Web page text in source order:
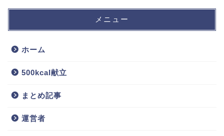
メニュー
ホーム
500kcal献立
まとめ記事
運営者